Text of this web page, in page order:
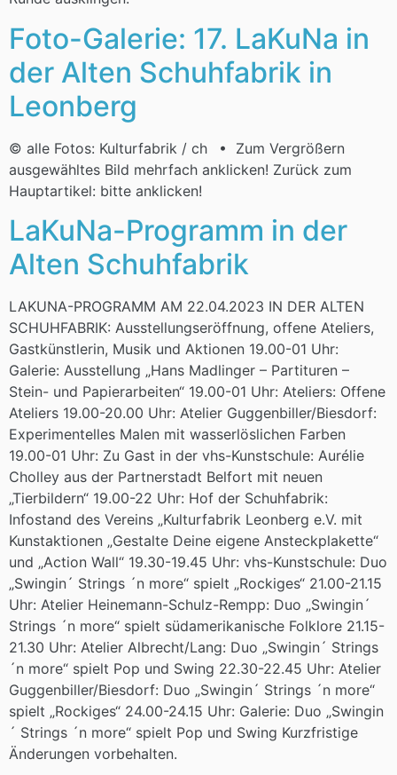
Foto-Galerie: 17. LaKuNa in
der Alten Schuhfabrik in
Leonberg
© alle Fotos: Kulturfabrik / ch • Zum Vergrößern
ausgewähltes Bild mehrfach anklicken! Zurück zum
Hauptartikel: bitte anklicken!
LaKuNa-Programm in der
Alten Schuhfabrik
LAKUNA-PROGRAMM AM 22.04.2023 IN DER ALTEN
SCHUHFABRIK: Ausstellungseröffnung, offene Ateliers,
Gastkünstlerin, Musik und Aktionen 19.00-01 Uhr:
Galerie: Ausstellung „Hans Madlinger – Partituren –
Stein- und Papierarbeiten“ 19.00-01 Uhr: Ateliers: Offene
Ateliers 19.00-20.00 Uhr: Atelier Guggenbiller/Biesdorf:
Experimentelles Malen mit wasserlöslichen Farben
19.00-01 Uhr: Zu Gast in der vhs-Kunstschule: Aurélie
Cholley aus der Partnerstadt Belfort mit neuen
„Tierbildern“ 19.00-22 Uhr: Hof der Schuhfabrik:
Infostand des Vereins „Kulturfabrik Leonberg e.V. mit
Kunstaktionen „Gestalte Deine eigene Ansteckplakette“
und „Action Wall“ 19.30-19.45 Uhr: vhs-Kunstschule: Duo
„Swingin´ Strings ´n more“ spielt „Rockiges“ 21.00-21.15
Uhr: Atelier Heinemann-Schulz-Rempp: Duo „Swingin´
Strings ´n more“ spielt südamerikanische Folklore 21.15-
21.30 Uhr: Atelier Albrecht/Lang: Duo „Swingin´ Strings
´n more“ spielt Pop und Swing 22.30-22.45 Uhr: Atelier
Guggenbiller/Biesdorf: Duo „Swingin´ Strings ´n more“
spielt „Rockiges“ 24.00-24.15 Uhr: Galerie: Duo „Swingin
´ Strings ´n more“ spielt Pop und Swing Kurzfristige
Änderungen vorbehalten.